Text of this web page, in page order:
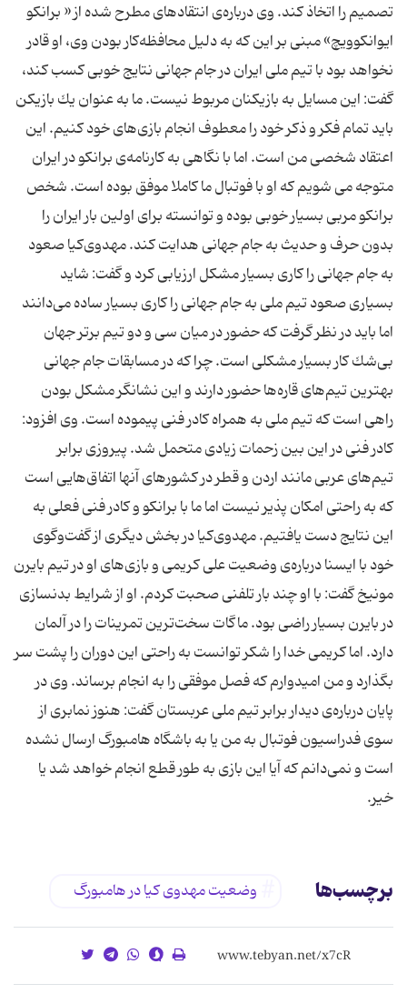
تصمیم را اتخاذ كند. وی درباره‌ی انتقادهای مطرح شده از « برانكو
ایوانكوویچ» مبنی بر این كه به دلیل محافظه‌كار بودن وی، او قادر
نخواهد بود با تیم ملی ایران در جام جهانی نتایج خوبی كسب كند،
گفت: این مسایل به بازیكنان مربوط نیست. ما به عنوان یك بازیكن
باید تمام فكر و ذكر خود را معطوف انجام بازی‌های خود كنیم. این
اعتقاد شخصی من است. اما با نگاهی به كارنامه‌ی برانكو در ایران
متوجه می شویم كه او با فوتبال ما كاملا موفق بوده است. شخص
برانكو مربی بسیار خوبی بوده و توانسته برای اولین بار ایران را
بدون حرف و حدیث به جام جهانی هدایت كند. مهدوی‌كیا صعود
به جام جهانی را كاری بسیار مشكل ارزیابی كرد و گفت: شاید
بسیاری صعود تیم ملی به جام جهانی را كاری بسیار ساده می‌دانند
اما باید در نظر گرفت كه حضور در میان سی و دو تیم برتر جهان
بی‌شك كار بسیار مشكلی است. چرا كه در مسابقات جام جهانی
بهترین تیم‌های قاره‌ها حضور دارند و این نشانگر مشكل بودن
راهی است كه تیم ملی به همراه كادر فنی پیموده است. وی افزود:
كادر فنی در این بین زحمات زیادی متحمل شد. پیروزی برابر
تیم‌های عربی مانند اردن و قطر در كشورهای آنها اتفاق‌هایی است
كه به راحتی امكان پذیر نیست اما ما با برانكو و كادر فنی فعلی به
این نتایج دست یافتیم. مهدوی‌كیا در بخش دیگری از گفت‌وگوی
خود با ایسنا درباره‌ی وضعیت علی كریمی و بازی‌های او در تیم بایرن
مونیخ گفت: با او چند بار تلفنی صحبت كردم. او از شرایط بدنسازی
در بایرن بسیار راضی بود. ماگات سخت‌ترین تمرینات را در آلمان
دارد. اما كریمی خدا را شكر توانست به راحتی این دوران را پشت سر
بگذارد و من امیدوارم كه فصل موفقی را به انجام برساند. وی در
پایان درباره‌ی دیدار برابر تیم ملی عربستان گفت: هنوز نمابری از
سوی فدراسیون فوتبال به من یا به باشگاه هامبورگ ارسال نشده
است و نمی‌دانم كه آیا این بازی به طور قطع انجام خواهد شد یا
خیر.
برچسب‌ها وضعیت مهدوی کیا در هامبورگ